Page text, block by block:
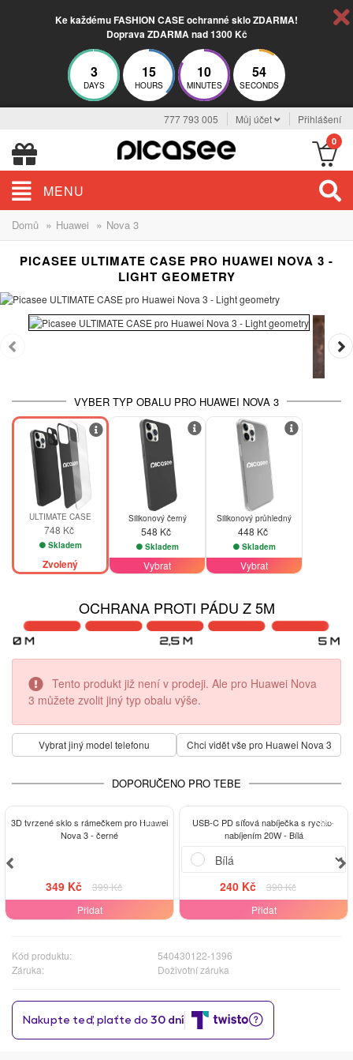
Ke každému FASHION CASE ochranné sklo ZDARMA!
Doprava ZDARMA nad 1300 Kč
3
DAYS
15
HOURS
10
MINUTES
54
SECONDS
777 793 005 Můj účet Přihlášení
0
MENU
Domů » Huawei » Nova 3
PICASEE ULTIMATE CASE PRO HUAWEI NOVA 3 -
LIGHT GEOMETRY
VYBER TYP OBALU PRO HUAWEI NOVA 3
ULTIMATE CASE
748 Kč
Skladem
Zvolený
Silikonový černý
548 Kč
Skladem
Vybrat
Silikonový průhledný
448 Kč
Skladem
Vybrat
OCHRANA PROTI PÁDU Z 5M
Tento produkt již není v prodeji. Ale pro Huawei Nova
3 můžete zvolit jiný typ obalu výše.
Vybrat jiný model telefonu Chci vidět vše pro Huawei Nova 3
DOPORUČENO PRO TEBE
-13%
3D tvrzené sklo s rámečkem pro Huawei
Nova 3 - černé
349 Kč
399 Kč
Přidat
-38%
USB-C PD síťová nabíječka s rychlo-
nabíjením 20W - Bílá
240 Kč
390 Kč
Přidat
Kód produktu:
540430122-1396
Záruka:
Doživotní záruka